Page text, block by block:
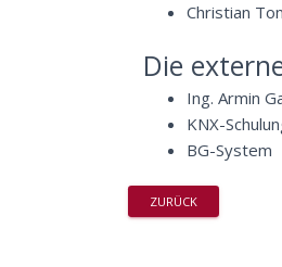
Christian
Die
Ing. Armin
KNX-
BG-System
ZURÜCK